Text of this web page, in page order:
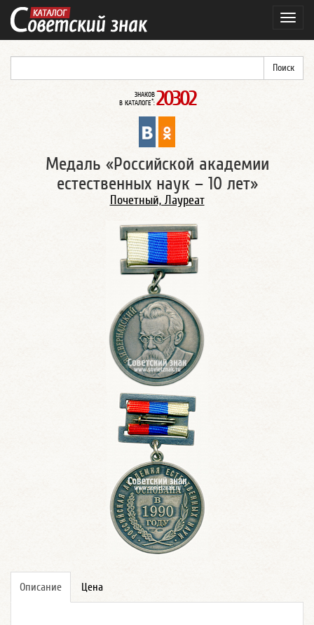
ЗНАКОВ
В КАТАЛОГЕ*: 20302
Медаль «Российской академии
естественных наук – 10 лет»
Почетный, Лауреат
Описание Цена